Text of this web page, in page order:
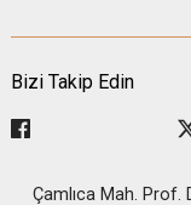
Bizi Takip Edin
Çamlıca Mah. Prof.